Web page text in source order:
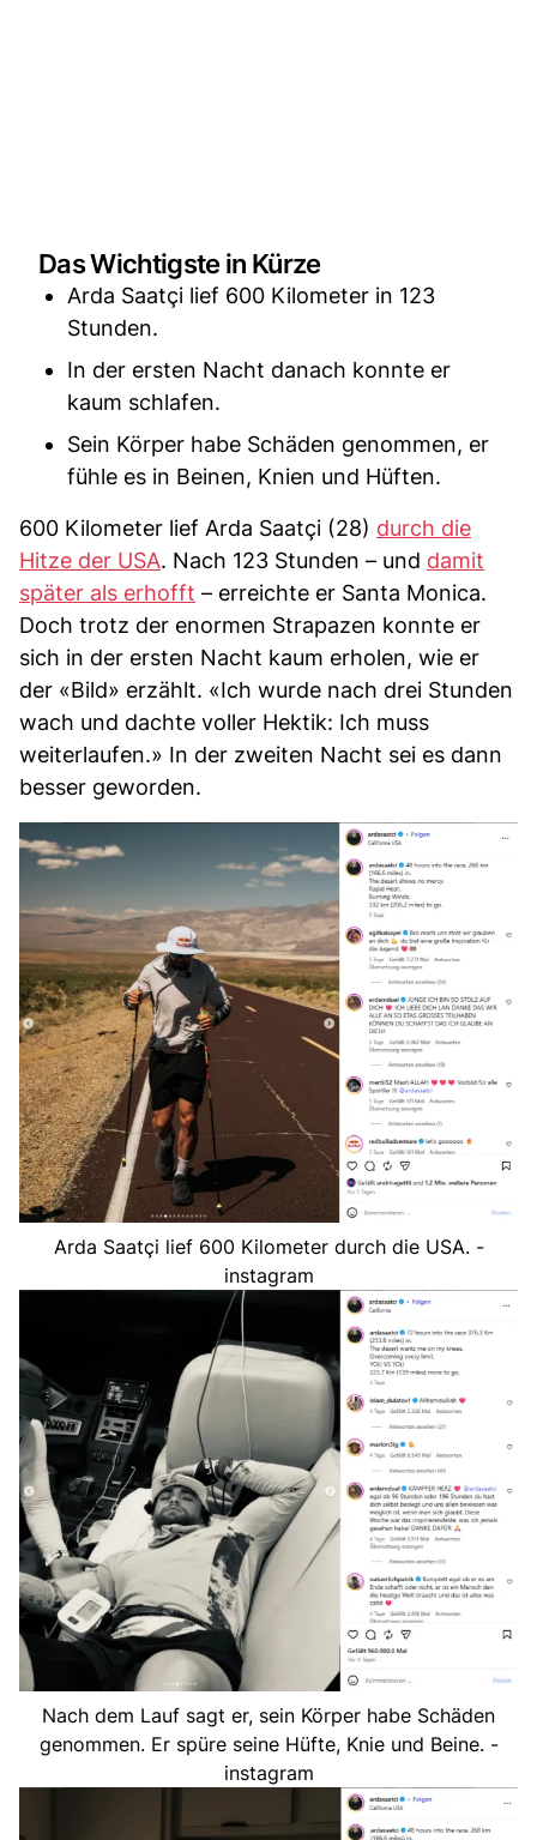
Das Wichtigste in Kürze
Arda Saatçi lief 600 Kilometer in 123
Stunden.
In der ersten Nacht danach konnte er
kaum schlafen.
Sein Körper habe Schäden genommen, er
fühle es in Beinen, Knien und Hüften.
600 Kilometer lief Arda Saatçi (28) durch die
Hitze der USA. Nach 123 Stunden – und damit
später als erhofft – erreichte er Santa Monica.
Doch trotz der enormen Strapazen konnte er
sich in der ersten Nacht kaum erholen, wie er
der «Bild» erzählt. «Ich wurde nach drei Stunden
wach und dachte voller Hektik: Ich muss
weiterlaufen.» In der zweiten Nacht sei es dann
besser geworden.
Arda Saatçi lief 600 Kilometer durch die USA. -
instagram
Nach dem Lauf sagt er, sein Körper habe Schäden
genommen. Er spüre seine Hüfte, Knie und Beine. -
instagram